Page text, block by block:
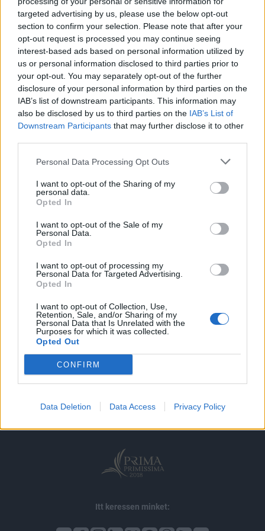
targeted advertising by us, please use the below opt-out
section to confirm your selection. Please note that after your
opt-out request is processed you may continue seeing
interest-based ads based on personal information utilized by
us or personal information disclosed to third parties prior to
your opt-out. You may separately opt-out of the further
disclosure of your personal information by third parties on the
IAB’s list of downstream participants. This information may
also be disclosed by us to third parties on the IAB’s List of
Downstream Participants that may further disclose it to other
Personal Data Processing Opt Outs
I want to opt-out of the Sharing of my
personal data.
Opted In
I want to opt-out of the Sale of my
Personal Data.
Opted In
I want to opt-out of processing my
Personal Data for Targeted Advertising.
Opted In
I want to opt-out of Collection, Use,
Retention, Sale, and/or Sharing of my
Personal Data that Is Unrelated with the
Purposes for which it was collected.
Opted Out
CONFIRM
Data Deletion Data Access Privacy Policy
frissíteni, így folyamatosan képes frissen tartani a
kibervédelmét. A hagyományos rendszerek védelmének
frissen tartásánál az egyik legnagyobb probléma, hogy...
KEDVES OLVASÓNK!
A keresett cikk a portfolio.hu hírarchívumához
tartozik, melynek olvasása előfizetéses
regisztrációhoz kötött.
Portfolio.hu teljes cikkarchívum
Kötéslisták: BÉT elmúlt 2 év napon belüli
kötéslistái
Előfizetés
MÁR ELŐFIZETŐNK VAGY?BEJELENTKEZÉS
impresszum
jogi nyilatkozat
süti beállítások
adatvédelem
szerzői jogok médiaajánlat
karrier
Itt keressen minket: